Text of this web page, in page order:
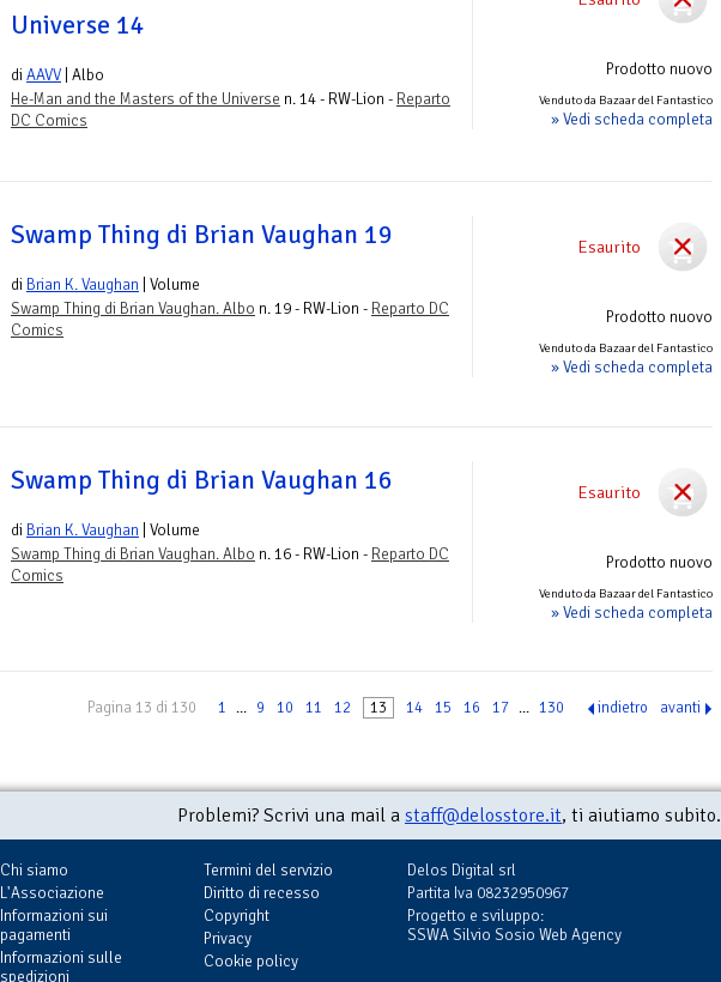
Prodotto nuovo
Venduto da Bazaar del Fantastico
» Vedi scheda completa
Universe 14
diAAVV | Albo
He-Man and the Masters of the Universe n. 14 - RW-Lion - Reparto
DC Comics
Esaurito
Prodotto nuovo
Venduto da Bazaar del Fantastico
» Vedi scheda completa
Swamp Thing di Brian Vaughan 19
di Brian K. Vaughan | Volume
Swamp Thing di Brian Vaughan. Albo n. 19 - RW-Lion - Reparto DC
Comics
Esaurito
Prodotto nuovo
Venduto da Bazaar del Fantastico
» Vedi scheda completa
Swamp Thing di Brian Vaughan 16
di Brian K. Vaughan | Volume
Swamp Thing di Brian Vaughan. Albo n. 16 - RW-Lion - Reparto DC
Comics
Pagina 13 di 130 1 ... 9 10 11 12 13 14 15 16 17 ... 130 indietro avanti
Problemi? Scrivi una mail a staff@delosstore.it, ti aiutiamo subito.
Chi siamo
L'Associazione
Informazioni sui
pagamenti
Informazioni sulle
spedizioni
Termini del servizio
Diritto di recesso
Copyright
Privacy
Cookie policy
Delos Digital srl
Partita Iva 08232950967
Progetto e sviluppo:
SSWA Silvio Sosio Web Agency